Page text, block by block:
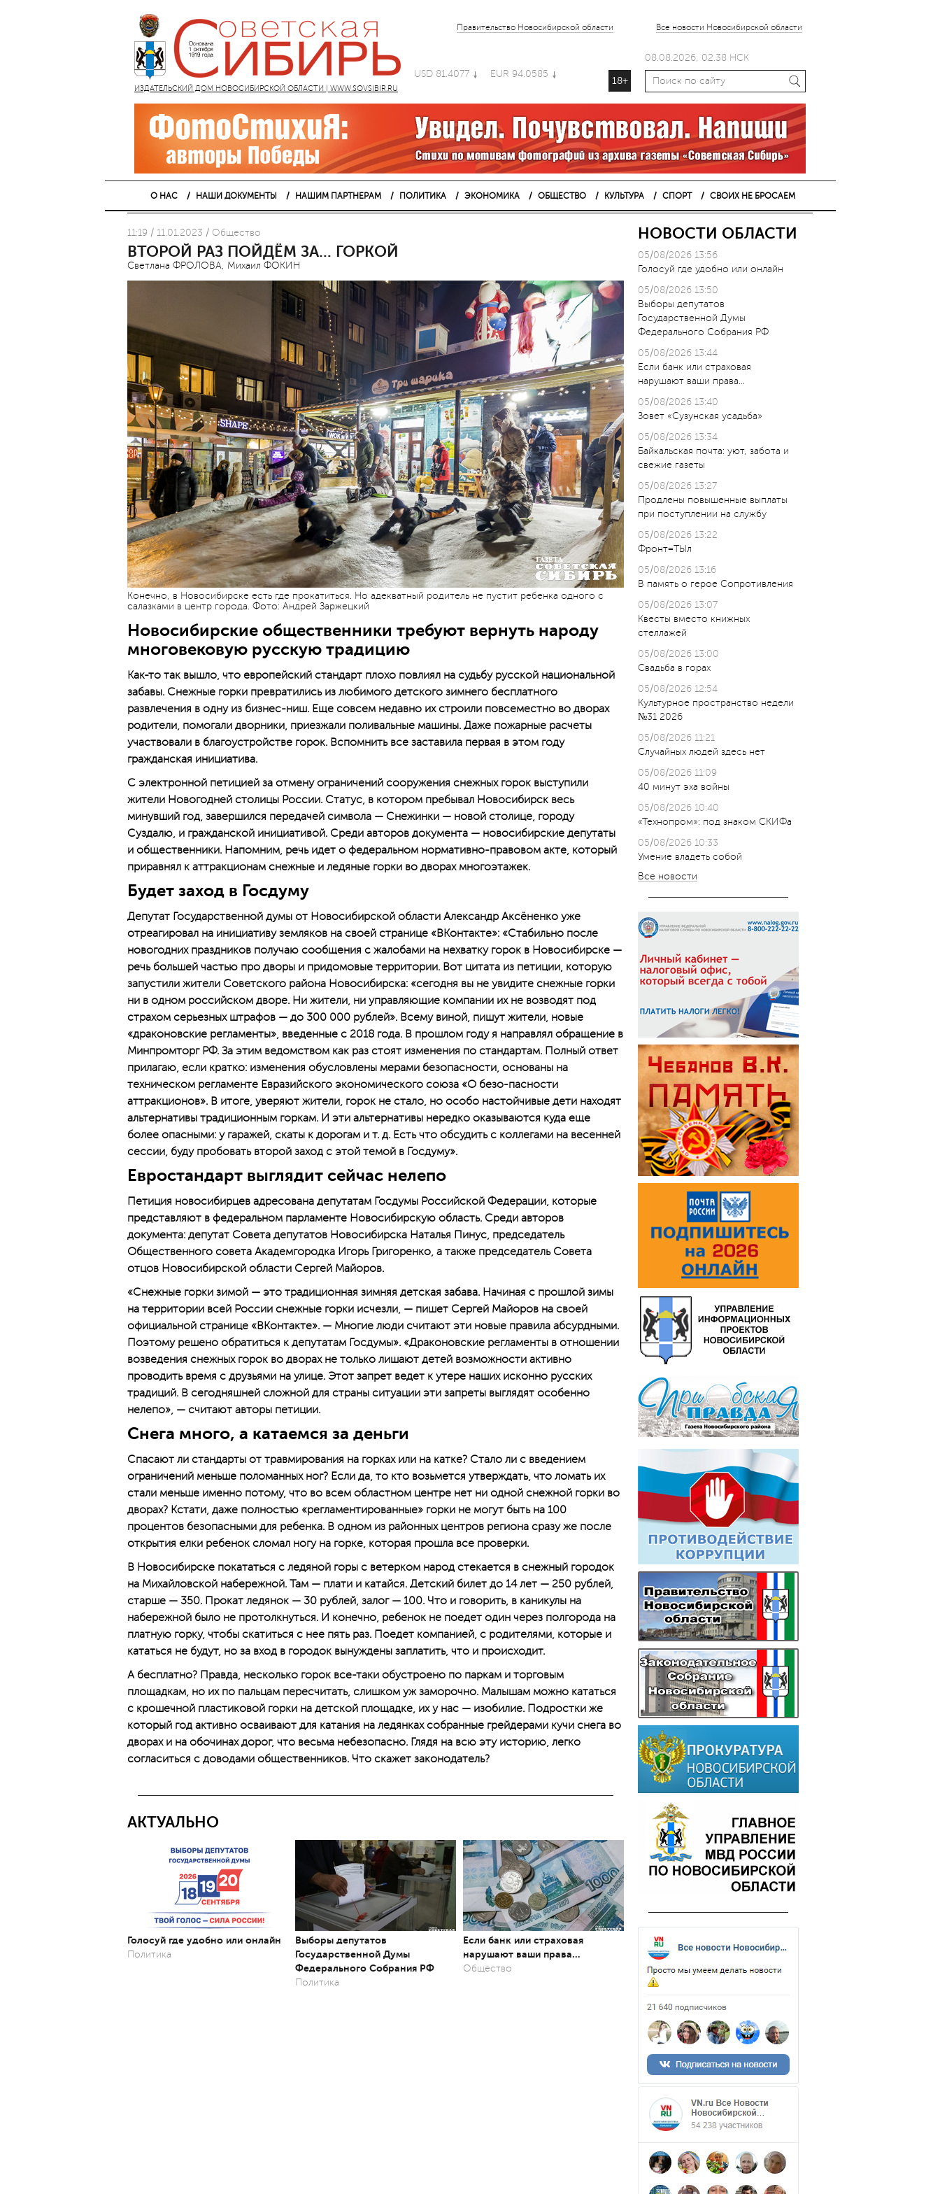
ИЗДАТЕЛЬСКИЙ ДОМ НОВОСИБИРСКОЙ ОБЛАСТИ | WWW.SOVSIBIR.RU
Правительство Новосибирской области Все новости Новосибирской области
USD 81.4077 EUR 94.0585
18+
08.08.2026, 02.38 НСК
О НАС НАШИ ДОКУМЕНТЫ НАШИМ ПАРТНЕРАМ ПОЛИТИКА ЭКОНОМИКА ОБЩЕСТВО КУЛЬТУРА СПОРТ СВОИХ НЕ БРОСАЕМ
11:19 / 11.01.2023 / Общество
ВТОРОЙ РАЗ ПОЙДЁМ ЗА... ГОРКОЙ
Светлана ФРОЛОВА, Михаил ФОКИН
Конечно, в Новосибирске есть где прокатиться. Но адекватный родитель не пустит ребенка одного с
салазками в центр города. Фото: Андрей Заржецкий
Новосибирские общественники требуют вернуть народу
многовековую русскую традицию
Как-то так вышло, что европейский стандарт плохо повлиял на судьбу русской национальной
забавы. Снежные горки превратились из любимого детского зимнего бесплатного
развлечения в одну из бизнес-ниш. Еще совсем недавно их строили повсеместно во дворах
родители, помогали дворники, приезжали поливальные машины. Даже пожарные расчеты
участвовали в благоустройстве горок. Вспомнить все заставила первая в этом году
гражданская инициатива.
С электронной петицией за отмену ограничений сооружения снежных горок выступили
жители Новогодней столицы России. Статус, в котором пребывал Новосибирск весь
минувший год, завершился передачей символа — Снежинки — новой столице, городу
Суздалю, и гражданской инициативой. Среди авторов документа — новосибирские депутаты
и общественники. Напомним, речь идет о федеральном нормативно-правовом акте, который
приравнял к аттракционам снежные и ледяные горки во дворах многоэтажек.
Будет заход в Госдуму
Депутат Государственной думы от Новосибирской области Александр Аксёненко уже
отреагировал на инициативу земляков на своей странице «ВКонтакте»: «Стабильно после
новогодних праздников получаю сообщения с жалобами на нехватку горок в Новосибирске —
речь большей частью про дворы и придомовые территории. Вот цитата из петиции, которую
запустили жители Советского района Новосибирска: «сегодня вы не увидите снежные горки
ни в одном российском дворе. Ни жители, ни управляющие компании их не возводят под
страхом серьезных штрафов — до 300 000 рублей». Всему виной, пишут жители, новые
«драконовские регламенты», введенные с 2018 года. В прошлом году я направлял обращение в
Минпромторг РФ. За этим ведомством как раз стоят изменения по стандартам. Полный ответ
прилагаю, если кратко: изменения обусловлены мерами безопасности, основаны на
техническом регламенте Евразийского экономического союза «О безо-пасности
аттракционов». В итоге, уверяют жители, горок не стало, но особо настойчивые дети находят
альтернативы традиционным горкам. И эти альтернативы нередко оказываются куда еще
более опасными: у гаражей, скаты к дорогам и т. д. Есть что обсудить с коллегами на весенней
сессии, буду пробовать второй заход с этой темой в Госдуму».
Евростандарт выглядит сейчас нелепо
Петиция новосибирцев адресована депутатам Госдумы Российской Федерации, которые
представляют в федеральном парламенте Новосибирскую область. Среди авторов
документа: депутат Совета депутатов Новосибирска Наталья Пинус, председатель
Общественного совета Академгородка Игорь Григоренко, а также председатель Совета
отцов Новосибирской области Сергей Майоров.
«Снежные горки зимой — это традиционная зимняя детская забава. Начиная с прошлой зимы
на территории всей России снежные горки исчезли, — пишет Сергей Майоров на своей
официальной странице «ВКонтакте». — Многие люди считают эти новые правила абсурдными.
Поэтому решено обратиться к депутатам Госдумы». «Драконовские регламенты в отношении
возведения снежных горок во дворах не только лишают детей возможности активно
проводить время с друзьями на улице. Этот запрет ведет к утере наших исконно русских
традиций. В сегодняшней сложной для страны ситуации эти запреты выглядят особенно
нелепо», — считают авторы петиции.
Снега много, а катаемся за деньги
Спасают ли стандарты от травмирования на горках или на катке? Стало ли с введением
ограничений меньше поломанных ног? Если да, то кто возьмется утверждать, что ломать их
стали меньше именно потому, что во всем областном центре нет ни одной снежной горки во
дворах? Кстати, даже полностью «регламентированные» горки не могут быть на 100
процентов безопасными для ребенка. В одном из районных центров региона сразу же после
открытия елки ребенок сломал ногу на горке, которая прошла все проверки.
В Новосибирске покататься с ледяной горы с ветерком народ стекается в снежный городок
на Михайловской набережной. Там — плати и катайся. Детский билет до 14 лет — 250 рублей,
старше — 350. Прокат ледянок — 30 рублей, залог — 100. Что и говорить, в каникулы на
набережной было не протолкнуться. И конечно, ребенок не поедет один через полгорода на
платную горку, чтобы скатиться с нее пять раз. Поедет компанией, с родителями, которые и
кататься не будут, но за вход в городок вынуждены заплатить, что и происходит.
А бесплатно? Правда, несколько горок все-таки обустроено по паркам и торговым
площадкам, но их по пальцам пересчитать, слишком уж заморочно. Малышам можно кататься
с крошечной пластиковой горки на детской площадке, их у нас — изобилие. Подростки же
который год активно осваивают для катания на ледянках собранные грейдерами кучи снега во
дворах и на обочинах дорог, что весьма небезопасно. Глядя на всю эту историю, легко
согласиться с доводами общественников. Что скажет законодатель?
АКТУАЛЬНО
Голосуй где удобно или онлайн
Политика
Выборы депутатов
Государственной Думы
Федерального Собрания РФ
Политика
Если банк или страховая
нарушают ваши права…
Общество
НОВОСТИ ОБЛАСТИ
05/08/2026 13:56
Голосуй где удобно или онлайн
05/08/2026 13:50
Выборы депутатов
Государственной Думы
Федерального Собрания РФ
05/08/2026 13:44
Если банк или страховая
нарушают ваши права…
05/08/2026 13:40
Зовет «Сузунская усадьба»
05/08/2026 13:34
Байкальская почта: уют, забота и
свежие газеты
05/08/2026 13:27
Продлены повышенные выплаты
при поступлении на службу
05/08/2026 13:22
Фронт=ТЫл
05/08/2026 13:16
В память о герое Сопротивления
05/08/2026 13:07
Квесты вместо книжных
стеллажей
05/08/2026 13:00
Свадьба в горах
05/08/2026 12:54
Культурное пространство недели
№31 2026
05/08/2026 11:21
Случайных людей здесь нет
05/08/2026 11:09
40 минут эха войны
05/08/2026 10:40
«Технопром»: под знаком СКИФа
05/08/2026 10:33
Умение владеть собой
Все новости